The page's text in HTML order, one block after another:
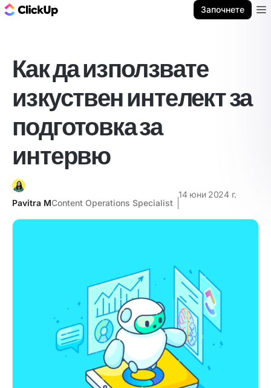
Започнете
Как да използвате
изкуствен интелект за
подготовка за
интервю
Pavitra MContent Operations Specialist
14 юни 2024 г.